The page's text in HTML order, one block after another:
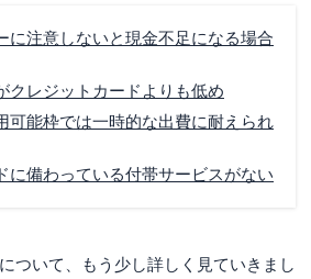
に注意しないと現金不足になる場合
クレジットカードよりも低め
可能枠では一時的な出費に耐えられ
に備わっている付帯サービスがない
ついて、もう少し詳しく見ていきまし